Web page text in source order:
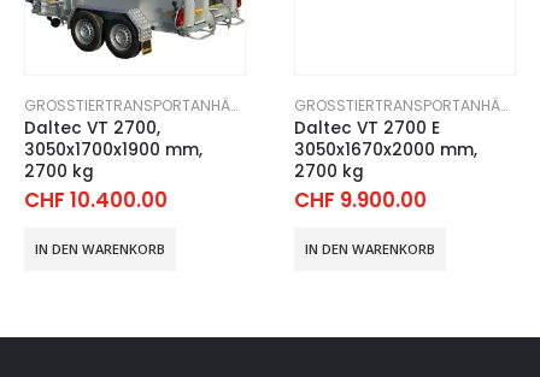
TIERTRANSPORT-ANHÄNGER GROSSTIERTRANSPORTANHÄNGER TIERTRANSPORT-ANHÄNGER
Daltec VT 2700,
3050x1700x1900 mm,
2700 kg
CHF 10.400.00
IN DEN WARENKORB
GROSSTIERTRANSPORTANHÄNGER
Daltec VT 2700 E
3050x1670x2000 mm,
2700 kg
CHF 9.900.00
IN DEN WARENKORB